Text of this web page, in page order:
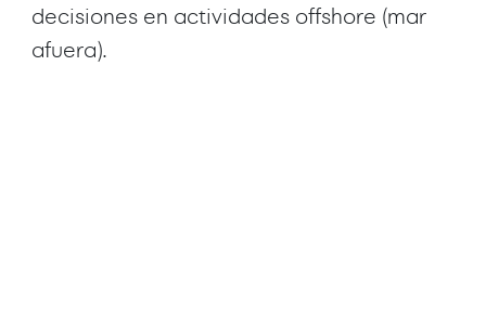
decisiones en actividades offshore (mar
afuera).